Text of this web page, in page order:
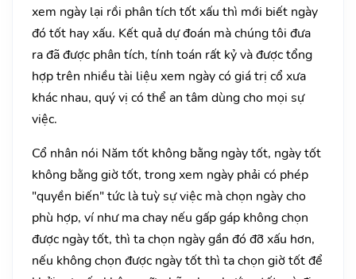
xem ngày lại rồi phân tích tốt xấu thì mới biết ngày
đó tốt hay xấu. Kết quả dự đoán mà chúng tôi đưa
ra đã được phân tích, tính toán rất kỷ và được tổng
hợp trên nhiều tài liệu xem ngày có giá trị cổ xưa
khác nhau, quý vị có thể an tâm dùng cho mọi sự
việc.
Cổ nhân nói Năm tốt không bằng ngày tốt, ngày tốt
không bằng giờ tốt, trong xem ngày phải có phép
"quyền biến" tức là tuỳ sự việc mà chọn ngày cho
phù hợp, ví như ma chay nếu gấp gáp không chọn
được ngày tốt, thì ta chọn ngày gần đó đỡ xấu hơn,
nếu không chọn được ngày tốt thì ta chọn giờ tốt để